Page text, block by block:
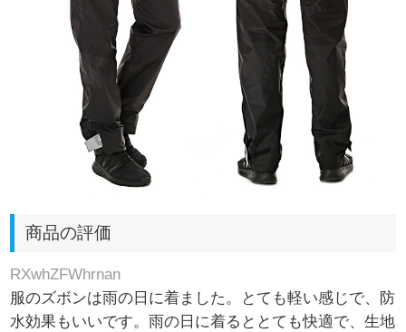
商品の評価
RXwhZFWhrnan
服のズボンは雨の日に着ました。とても軽い感じで、防
水効果もいいです。雨の日に着るととても快適で、生地